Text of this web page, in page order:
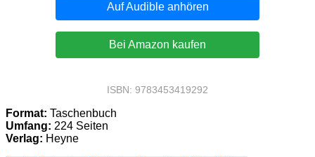
Auf Audible anhören
Bei Amazon kaufen
ISBN: 9783453419292
Format: Taschenbuch
Umfang: 224 Seiten
Verlag: Heyne